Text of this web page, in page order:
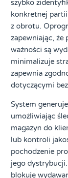
szybko
konkretnej
z obrotu.
zapewniając,
ważności są
minimalizuje
zapewnia
dotyczącymi
System
umożliwiając
magazyn do
lub kontroli
pochodzenie
jego
blokuje